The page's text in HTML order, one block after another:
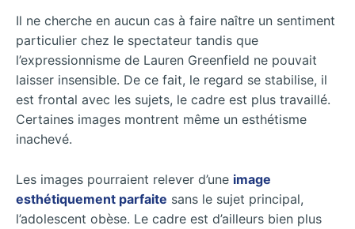
Il ne cherche en aucun cas à faire naître un sentiment
particulier chez le spectateur tandis que
l’expressionnisme de Lauren Greenfield ne pouvait
laisser insensible. De ce fait, le regard se stabilise, il
est frontal avec les sujets, le cadre est plus travaillé.
Certaines images montrent même un esthétisme
inachevé.
Les images pourraient relever d’une image
esthétiquement parfaite sans le sujet principal,
l’adolescent obèse. Le cadre est d’ailleurs bien plus